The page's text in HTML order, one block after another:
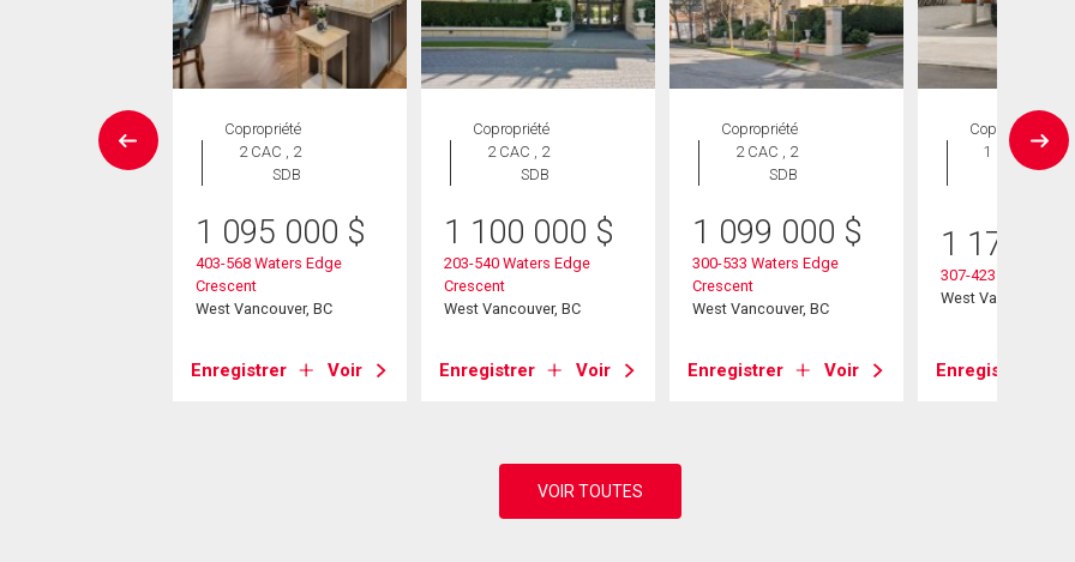
Copropriété
2 CAC , 2
SDB
1 095 000 $
403-568 Waters Edge
Crescent
West Vancouver, BC
Enregistrer Voir
Copropriété
2 CAC , 2
SDB
1 100 000 $
203-540 Waters Edge
Crescent
West Vancouver, BC
Enregistrer Voir
Copropriété
2 CAC , 2
SDB
1 099 000 $
300-533 Waters Edge
Crescent
West Vancouver, BC
Enregistrer Voir
Copropriété
1 CAC , 1
SDB
1 179 000
307-423 6th Street
West Vancouver, BC
Enregistrer